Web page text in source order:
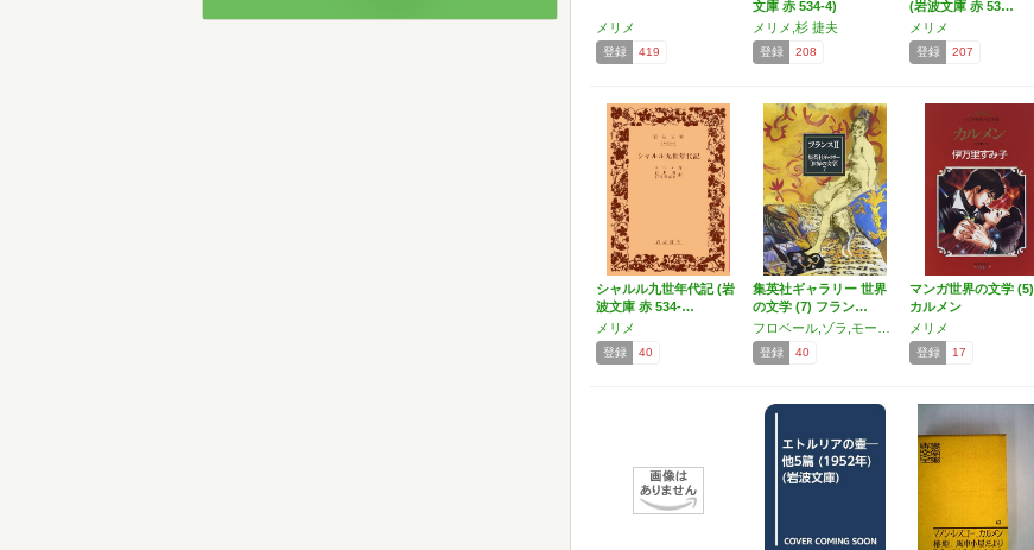
メリメ
登録 419
文庫 赤 534-4)
メリメ,杉 捷夫
登録 208
(岩波文庫 赤 53…
メリメ
登録 207
シャルル九世年代記 (岩
波文庫 赤 534-…
メリメ
登録 40
集英社ギャラリー 世界
の文学 (7) フラン…
登録 40
マンガ世界の文学 (5)
カルメン
メリメ
登録 17